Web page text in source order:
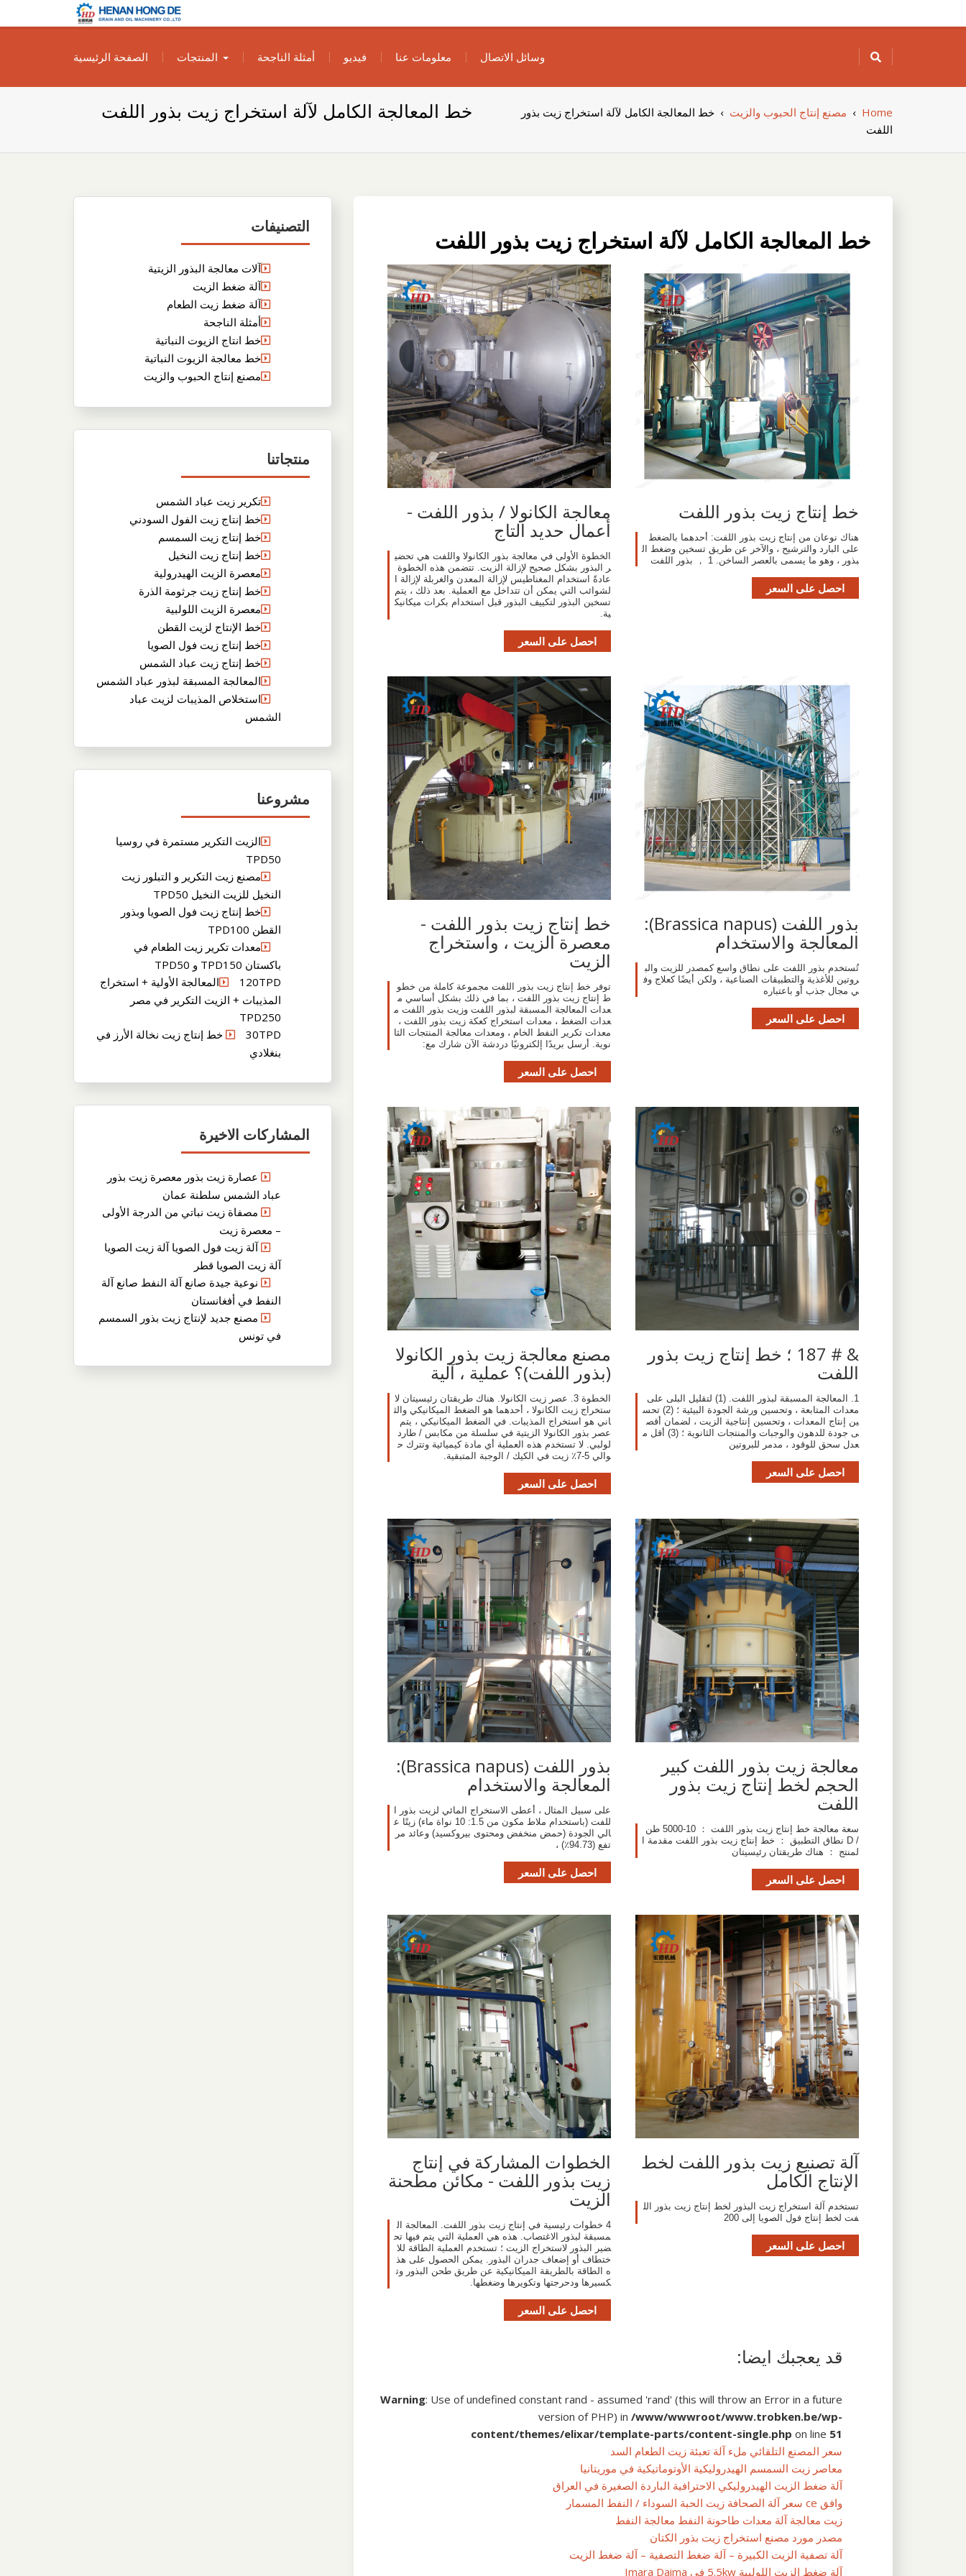
to
الزيوت النباتية
الخاص بك
الصفحة الرئيسية
المنتجات أمثلة الناجحة فيديو معلومات عنا وسائل الاتصال
خط المعالجة الكامل لآلة استخراج زيت بذور اللفت Home
› مصنع إنتاج الحبوب والزيت › خط المعالجة الكامل لآلة استخراج زيت بذور
اللفت
التصنيفات
آلات معالجة البذور الزيتية
آلة ضغط الزيت
آلة ضغط زيت الطعام
أمثلة الناجحة
خط انتاج الزيوت النباتية
خط معالجة الزيوت النباتية
مصنع إنتاج الحبوب والزيت
منتجاتنا
تكرير زيت عباد الشمس
خط إنتاج زيت الفول السودني
خط إنتاج زيت السمسم
خط إنتاج زيت النخيل
معصرة الزيت الهيدرولية
خط إنتاج زيت جرثومة الذرة
معصرة الزيت اللولبية
خط الإنتاج لزيت القطن
خط إنتاج زيت فول الصويا
خط إنتاج زيت عباد الشمس
المعالجة المسبقة لبذور عباد الشمس
استخلاص المذيبات لزيت عباد
الشمس
مشروعنا
الزيت التكرير مستمرة في روسيا
TPD50
مصنع زيت التكرير و التبلور زيت
النخيل للزيت النخيل TPD50
خط إنتاج زيت فول الصويا وبذور
القطن TPD100
معدات تكرير زيت الطعام في
باكستان TPD150 و TPD50
120TPDالمعالجة الأولية + استخراج
المذيبات + الزيت التكرير في مصر
TPD250
30TPD خط إنتاج زيت نخالة الأرز في
بنغلادي
المشاركات الاخيرة
عصارة زيت بذور معصرة زيت بذور
عباد الشمس سلطنة عمان
مصفاة زيت نباتي من الدرجة الأولى
– معصرة زيت
آلة زيت فول الصويا آلة زيت الصويا
آلة زيت الصويا قطر
نوعية جيدة صانع آلة النفط صانع آلة
النفط في أفغانستان
مصنع جديد لإنتاج زيت بذور السمسم
في تونس
خط المعالجة الكامل لآلة استخراج زيت بذور اللفت
خط إنتاج زيت بذور اللفت
هناك نوعان من إنتاج زيت بذور اللفت: أحدهما بالضغط
على البارد والترشيح ، والآخر عن طريق تسخين وضغط ال
بذور ، وهو ما يسمى بالعصر الساخن. 1 ， بذور اللفت
احصل على السعر
معالجة الكانولا / بذور اللفت -
أعمال حديد التاج
الخطوة الأولى في معالجة بذور الكانولا واللفت هي تحضي
ر البذور بشكل صحيح لإزالة الزيت. تتضمن هذه الخطوة
عادةً استخدام المغناطيس لإزالة المعدن والغربلة لإزالة ا
لشوائب التي يمكن أن تتداخل مع العملية. بعد ذلك ، يتم
تسخين البذور لتكييف البذور قبل استخدام بكرات ميكانيك
ية.
احصل على السعر
بذور اللفت (Brassica napus):
المعالجة والاستخدام
تُستخدم بذور اللفت على نطاق واسع كمصدر للزيت والب
روتين للأغذية والتطبيقات الصناعية ، ولكن أيضًا كعلاج وف
ي مجال جذب أو باعتباره
احصل على السعر
خط إنتاج زيت بذور اللفت -
معصرة الزيت ، واستخراج
الزيت
توفر خط إنتاج زيت بذور اللفت مجموعة كاملة من خطو
ط إنتاج زيت بذور اللفت ، بما في ذلك بشكل أساسي م
عدات المعالجة المسبقة لبذور اللفت وزيت بذور اللفت م
عدات الضغط ، معدات استخراج كعكة زيت بذور اللفت ،
معدات تكرير النفط الخام ، ومعدات معالجة المنتجات الثا
نوية. أرسل بريدًا إلكترونيًا دردشة الآن شارك مع:
احصل على السعر
& # 187 ؛ خط إنتاج زيت بذور
اللفت
1. المعالجة المسبقة لبذور اللفت. (1) لتقليل البلى على
معدات المتابعة ، وتحسين ورشة الجودة البيئية ؛ (2) تحس
ين إنتاج المعدات ، وتحسين إنتاجية الزيت ، لضمان أقص
ى جودة للدهون والوجبات والمنتجات الثانوية ؛ (3) أقل م
عدل سحق للوقود ، مدمر للبروتين
احصل على السعر
مصنع معالجة زيت بذور الكانولا
(بذور اللفت)؟ عملية ، آلية
الخطوة 3. عصر زيت الكانولا. هناك طريقتان رئيسيتان لا
ستخراج زيت الكانولا ، أحدهما هو الضغط الميكانيكي والث
اني هو استخراج المذيبات. في الضغط الميكانيكي ، يتم
عصر بذور الكانولا الزيتية في سلسلة من مكابس / طارد
لولبي. لا تستخدم هذه العملية أي مادة كيميائية وتترك ح
والي 5-7٪ زيت في الكيك / الوجبة المتبقية.
احصل على السعر
معالجة زيت بذور اللفت كبير
الحجم لخط إنتاج زيت بذور
اللفت
سعة معالجة خط إنتاج زيت بذور اللفت ： 10-5000 طن
/ D نطاق التطبيق ： خط إنتاج زيت بذور اللفت مقدمة ا
لمنتج ： هناك طريقتان رئيسيتان
احصل على السعر
بذور اللفت (Brassica napus):
المعالجة والاستخدام
على سبيل المثال ، أعطى الاستخراج المائي لزيت بذور ا
للفت (باستخدام ملاط مكون من 1.5: 10 نواة ماء) زيتًا ع
الي الجودة (حمض منخفض ومحتوى بيروكسيد) وعائد مر
تفع (94.73٪) ،
احصل على السعر
آلة تصنيع زيت بذور اللفت لخط
الإنتاج الكامل
تستخدم آلة استخراج زيت البذور لخط إنتاج زيت بذور الل
فت لخط إنتاج فول الصويا إلى 200
احصل على السعر
الخطوات المشاركة في إنتاج
زيت بذور اللفت - مكائن مطحنة
الزيت
4 خطوات رئيسية في إنتاج زيت بذور اللفت. المعالجة ال
مسبقة لبذور الاغتصاب. هذه هي العملية التي يتم فيها تح
ضير البذور لاستخراج الزيت ؛ تستخدم العملية الطاقة للا
ختطاف أو إضعاف جدران البذور. يمكن الحصول على هذ
ه الطاقة بالطريقة الميكانيكية عن طريق طحن البذور وت
كسيرها ودحرجتها وتكويرها وضغطها.
احصل على السعر
قد يعجبك ايضا:
Warning: Use of undefined constant rand - assumed 'rand' (this will throw an Error in a future
version of PHP) in /www/wwwroot/www.trobken.be/wp-
content/themes/elixar/template-parts/content-single.php on line 51
سعر المصنع التلقائي ملء آلة تعبئة زيت الطعام السد
معاصر زيت السمسم الهيدروليكية الأوتوماتيكية في موريتانيا
آلة ضغط الزيت الهيدروليكي الاحترافية الباردة الصغيرة في العراق
وافق ce سعر آلة الصحافة زيت الحبة السوداء / النفط المسمار
زيت معالجة آلة معدات طاحونة النفط معالجة النفط
مصدر مورد مصنع استخراج زيت بذور الكتان
آلة تصفية الزيت الكبيرة – آلة ضغط التصفية – آلة ضغط الزيت
آلة ضغط الزيت اللولبية 5.5kw في Imara Daima